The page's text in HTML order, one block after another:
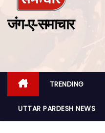
जंग-ए-समाचार
TRENDING
UTTAR PARDESH NEWS